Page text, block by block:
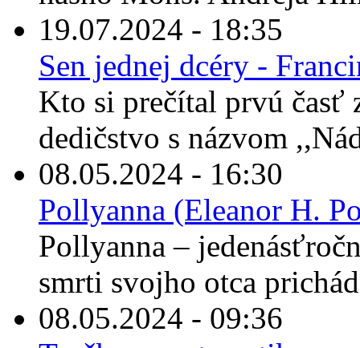
19.07.2024 - 18:35
Sen jednej dcéry -
Kto si prečítal prvú časť
dedičstvo s názvom
08.05.2024 - 16:30
Pollyanna (Eleanor H.
Pollyanna –
smrti svojho otca
08.05.2024 - 09:36